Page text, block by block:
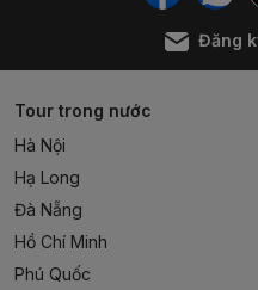
Đăng
Tour trong nước
Hà Nội
Hạ Long
Đà Nẵng
Hồ Chí Minh
Phú Quốc